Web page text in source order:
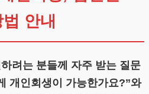
안내
려는 분들께 자주 받는 질문
개인회생이 가능한가요?”와